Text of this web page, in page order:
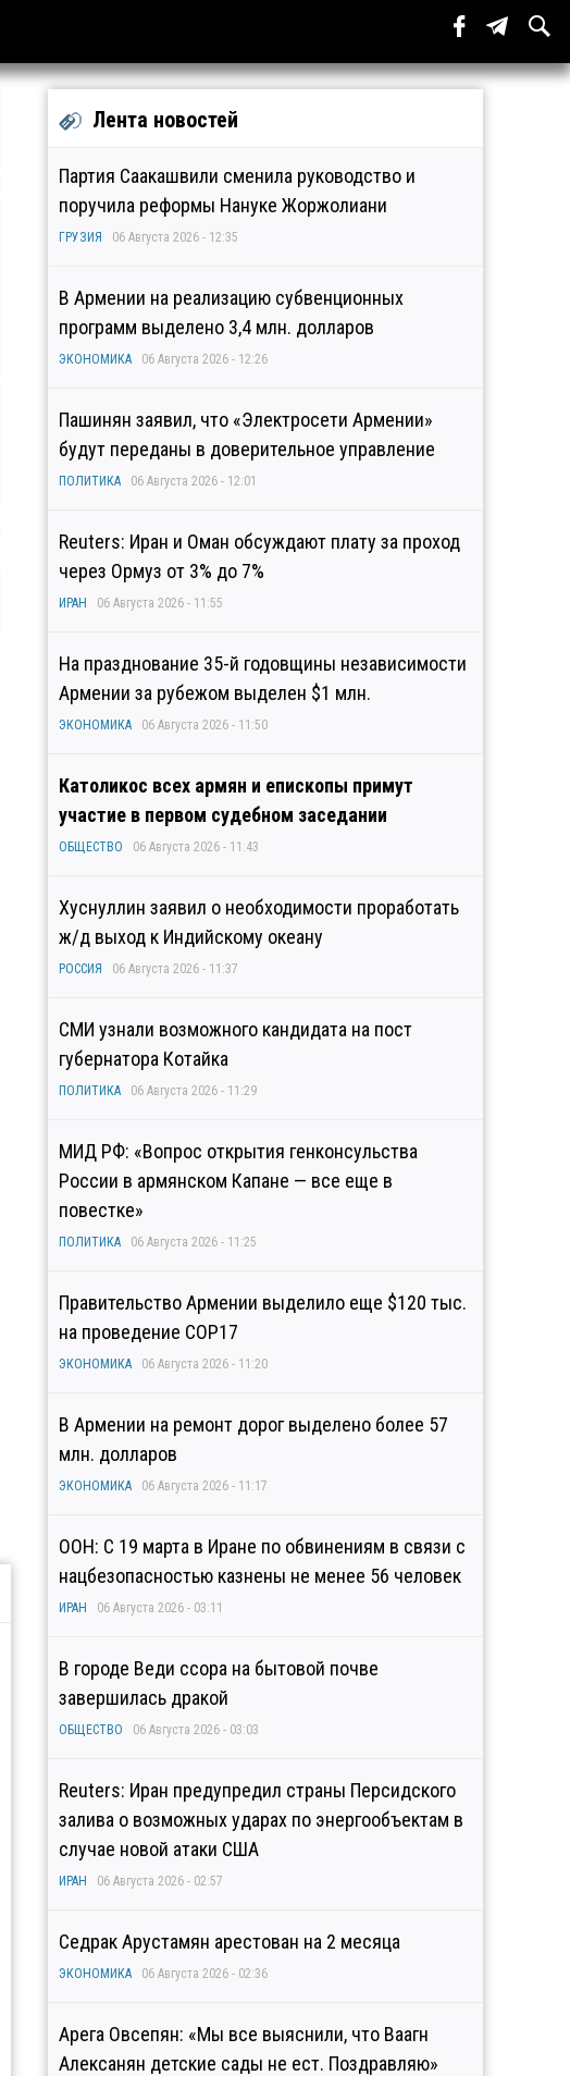
Лента новостей
Партия Саакашвили сменила руководство и
поручила реформы Нануке Жоржолиани
ГРУЗИЯ 06 Августа 2026 - 12:35
В Армении на реализацию субвенционных
программ выделено 3,4 млн. долларов
ЭКОНОМИКА 06 Августа 2026 - 12:26
Пашинян заявил, что «Электросети Армении»
будут переданы в доверительное управление
ПОЛИТИКА 06 Августа 2026 - 12:01
Reuters: Иран и Оман обсуждают плату за проход
через Ормуз от 3% до 7%
ИРАН 06 Августа 2026 - 11:55
На празднование 35-й годовщины независимости
Армении за рубежом выделен $1 млн.
ЭКОНОМИКА 06 Августа 2026 - 11:50
Католикос всех армян и епископы примут
участие в первом судебном заседании
ОБЩЕСТВО 06 Августа 2026 - 11:43
Хуснуллин заявил о необходимости проработать
ж/д выход к Индийскому океану
РОССИЯ 06 Августа 2026 - 11:37
СМИ узнали возможного кандидата на пост
губернатора Котайка
ПОЛИТИКА 06 Августа 2026 - 11:29
МИД РФ: «Вопрос открытия генконсульства
России в армянском Капане — все еще в
повестке»
ПОЛИТИКА 06 Августа 2026 - 11:25
Правительство Армении выделило еще $120 тыс.
на проведение COP17
ЭКОНОМИКА 06 Августа 2026 - 11:20
В Армении на ремонт дорог выделено более 57
млн. долларов
ЭКОНОМИКА 06 Августа 2026 - 11:17
ООН: С 19 марта в Иране по обвинениям в связи с
нацбезопасностью казнены не менее 56 человек
ИРАН 06 Августа 2026 - 03:11
В городе Веди ссора на бытовой почве
завершилась дракой
ОБЩЕСТВО 06 Августа 2026 - 03:03
Reuters: Иран предупредил страны Персидского
залива о возможных ударах по энергообъектам в
случае новой атаки США
ИРАН 06 Августа 2026 - 02:57
Седрак Арустамян арестован на 2 месяца
ЭКОНОМИКА 06 Августа 2026 - 02:36
Арега Овсепян: «Мы все выяснили, что Ваагн
Алексанян детские сады не ест. Поздравляю»